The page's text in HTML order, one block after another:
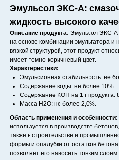
Эмульсол ЭКС-А:
жидкость высокого
Описание продукта: Эмульсол ЭКС-А
на основе комбинации эмульгатора и
вязкой структурой, этот продукт
имеет темно-коричневый цвет.
Характеристики:
Эмульсионная стабильность: не
Содержание воды: не более 10%.
Содержание KOH на 1 г продукта:
Масса H2O: не более 2,0%.
Область применения и особенности:
используется в производстве
также в строительстве и
формы и опалубки от остатков бетона
позволяет его наносить тонким